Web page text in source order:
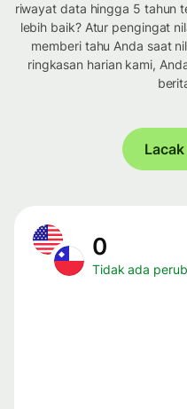
riwayat data hingga 5 tahun
lebih baik? Atur pengingat
memberi tahu Anda saat
ringkasan harian kami,
0
Tidak ada